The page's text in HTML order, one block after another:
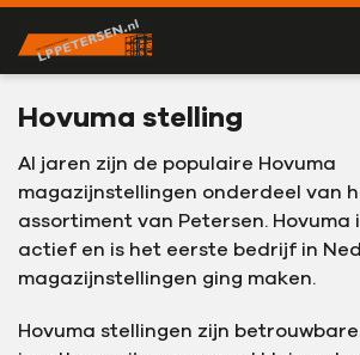
Ga naar content
L.P. Petersen
Hovuma stelling
Al jaren zijn de populaire Hovuma
magazijnstellingen onderdeel van
assortiment van Petersen. Hovuma
actief en is het eerste bedrijf in
magazijnstellingen ging maken.
Hovuma stellingen zijn